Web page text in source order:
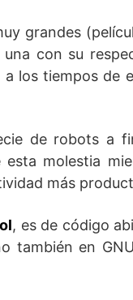
grandes
con su
los tiempos de
de robots a
molestia
más
, es de código
también en